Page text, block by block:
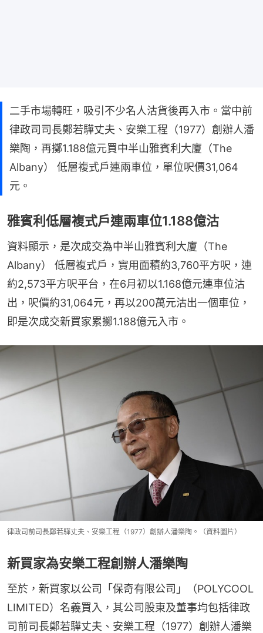
二手市場轉旺，吸引不少名人沽貨後再入市。當中前
律政司司長鄭若驊丈夫、安樂工程（1977）創辦人潘
樂陶，再擲1.188億元買中半山雅賓利大廈（The
Albany） 低層複式戶連兩車位，單位呎價31,064
元。
雅賓利低層複式戶連兩車位1.188億沽
資料顯示，是次成交為中半山雅賓利大廈（The
Albany） 低層複式戶，實用面積約3,760平方呎，連
約2,573平方呎平台，在6月初以1.168億元連車位沽
出，呎價約31,064元，再以200萬元沽出一個車位，
即是次成交新買家累擲1.188億元入市。
律政司前司長鄭若驊丈夫、安樂工程（1977）創辦人潘樂陶。（資料圖片）
新買家為安樂工程創辦人潘樂陶
至於，新買家以公司「保奇有限公司」（POLYCOOL
LIMITED）名義買入，其公司股東及董事均包括律政
司前司長鄭若驊丈夫、安樂工程（1977）創辦人潘樂